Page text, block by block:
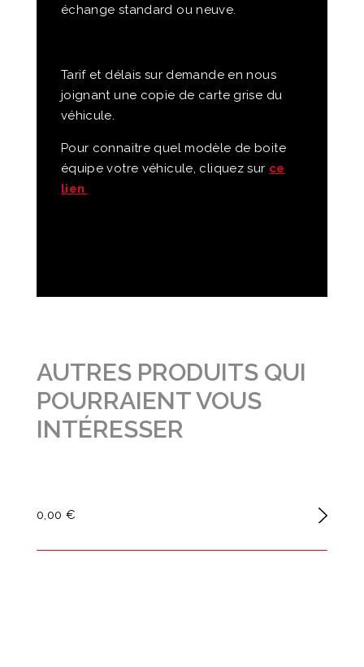
échange standard ou neuve.
Tarif et délais sur demande en nous
joignant une copie de carte grise du
véhicule.
Pour connaitre quel modèle de boite
équipe votre véhicule, cliquez sur ce
lien
AUTRES PRODUITS QUI
POURRAIENT VOUS
INTÉRESSER
0,00 €